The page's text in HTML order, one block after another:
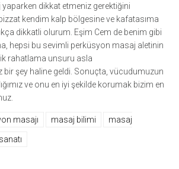
dikkat etmeniz gerektiğini
kendim kalp bölgesine ve kafatasıma
dikkatli olurum. Eşim Cem de benim gibi
hepsi bu sevimli perküsyon masaj aletinin
rahatlama unsuru asla
bir şey haline geldi. Sonuçta, vücudumuzun
ve onu en iyi şekilde korumak bizim en
masajı masaj bilimi masaj